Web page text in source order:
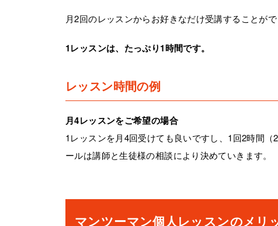
月2回のレッスンからお好きなだけ受講することがで
1レッスンは、たっぷり1時間です。
レッスン時間の例
月4レッスンをご希望の場合
1レッスンを月4回受けても良いですし、1回2時間
ールは講師と生徒様の相談により決めていきます。
マンツーマン個人レッスンのメリ